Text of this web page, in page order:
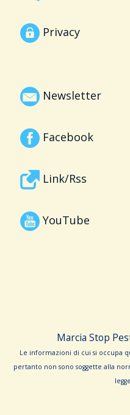
Privacy
Newsletter
Facebook
Link/Rss
YouTube
Marcia Stop
Le informa­zioni di cui si occupa
pertanto non sono sog­gette alla